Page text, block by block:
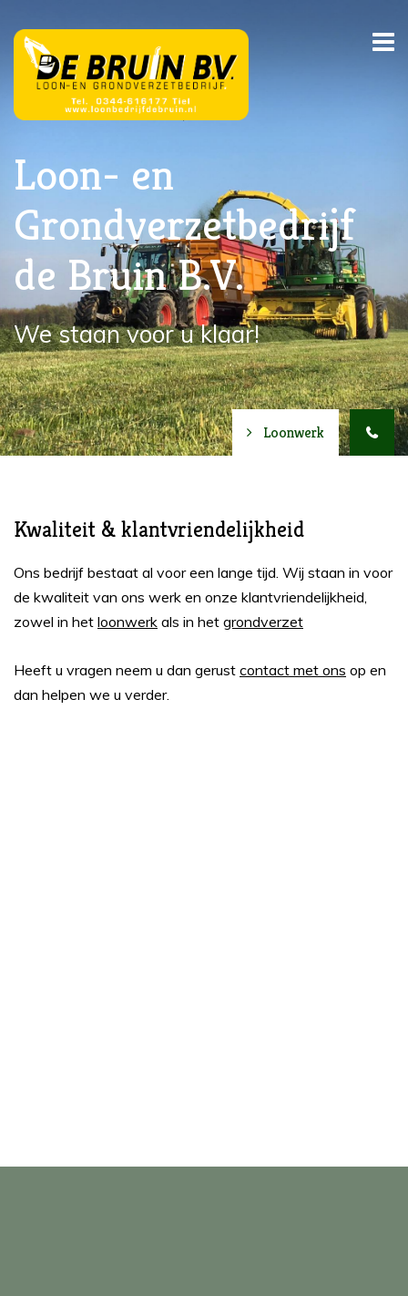
Loon- en
Grondverzetbedrijf
de Bruin B.V.
We staan voor u klaar!
Loonwerk
Kwaliteit & klantvriendelijkheid
Ons bedrijf bestaat al voor een lange tijd. Wij staan in voor
de kwaliteit van ons werk en onze klantvriendelijkheid,
zowel in het loonwerk als in het grondverzet
Heeft u vragen neem u dan gerust contact met ons op en
dan helpen we u verder.